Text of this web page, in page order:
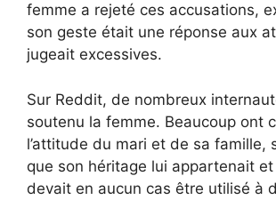
femme a rejeté ces accusations,
son geste était une réponse aux
jugeait excessives.
Sur Reddit, de nombreux
soutenu la femme. Beaucoup ont
l’attitude du mari et de sa famille,
que son héritage lui appartenait et
devait en aucun cas être utilisé à